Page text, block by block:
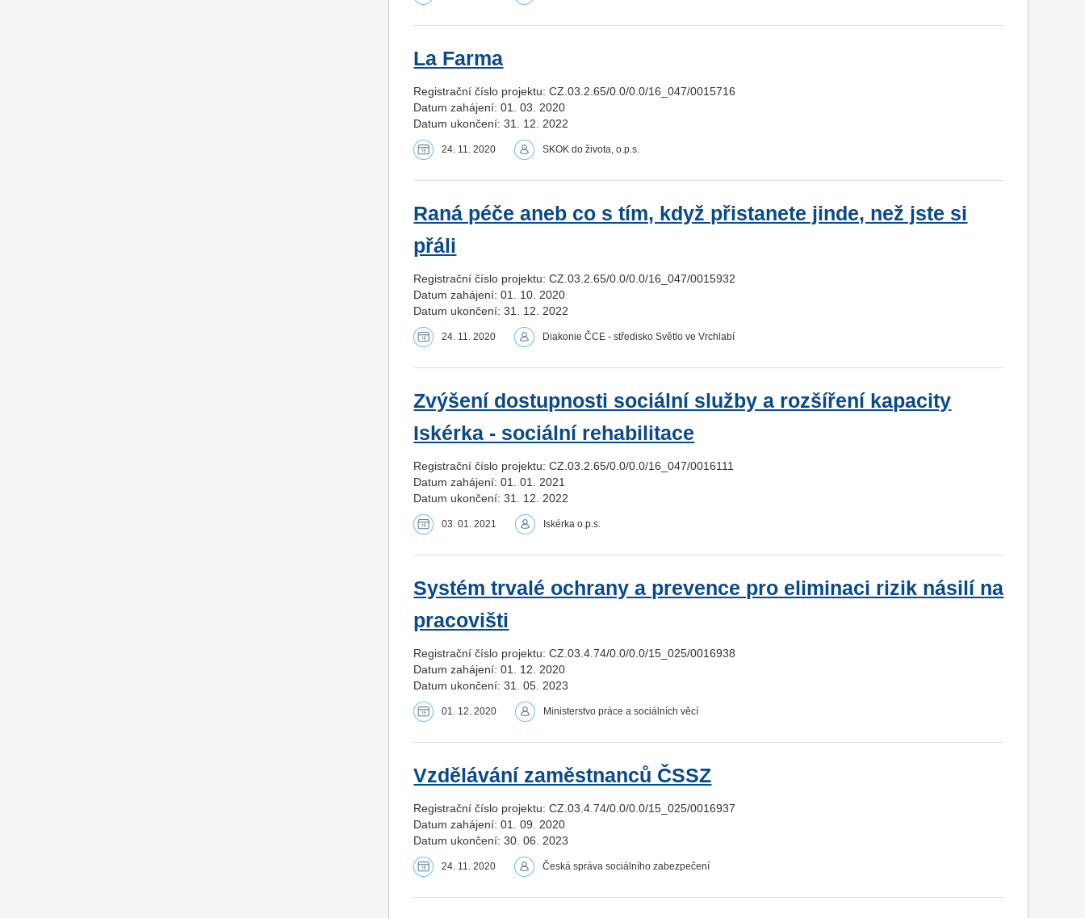
La Farma
Registrační číslo projektu: CZ.03.2.65/0.0/0.0/16_047/0015716
Datum zahájení: 01. 03. 2020
Datum ukončení: 31. 12. 2022
24. 11. 2020 SKOK do života, o.p.s.
Raná péče aneb co s tím, když přistanete jinde, než jste si
přáli
Registrační číslo projektu: CZ.03.2.65/0.0/0.0/16_047/0015932
Datum zahájení: 01. 10. 2020
Datum ukončení: 31. 12. 2022
24. 11. 2020 Diakonie ČCE - středisko Světlo ve Vrchlabí
Zvýšení dostupnosti sociální služby a rozšíření kapacity
Iskérka - sociální rehabilitace
Registrační číslo projektu: CZ.03.2.65/0.0/0.0/16_047/0016111
Datum zahájení: 01. 01. 2021
Datum ukončení: 31. 12. 2022
03. 01. 2021 Iskérka o.p.s.
Systém trvalé ochrany a prevence pro eliminaci rizik násilí na
pracovišti
Registrační číslo projektu: CZ.03.4.74/0.0/0.0/15_025/0016938
Datum zahájení: 01. 12. 2020
Datum ukončení: 31. 05. 2023
01. 12. 2020 Ministerstvo práce a sociálních věcí
Vzdělávání zaměstnanců ČSSZ
Registrační číslo projektu: CZ.03.4.74/0.0/0.0/15_025/0016937
Datum zahájení: 01. 09. 2020
Datum ukončení: 30. 06. 2023
24. 11. 2020 Česká správa sociálního zabezpečení